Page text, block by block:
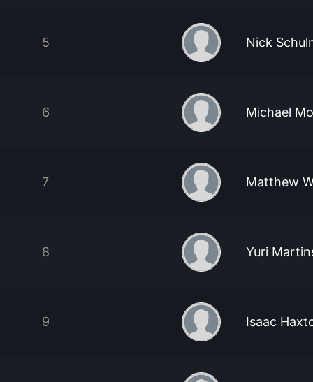
5 Nick
6 Michael
7 Matthew
8 Yuri
9 Isaac